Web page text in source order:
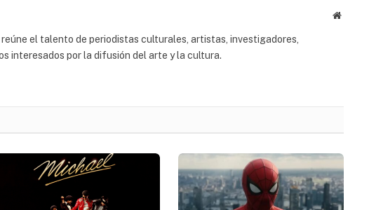
Website
reúne el talento de periodistas culturales, artistas, investigadores,
interesados por la difusión del arte y la cultura.